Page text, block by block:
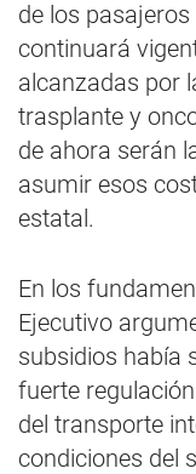
de los
continuará
alcanzadas por
trasplante y
de ahora serán
asumir esos
estatal.
En los
Ejecutivo
subsidios había
fuerte
del transporte
condiciones del